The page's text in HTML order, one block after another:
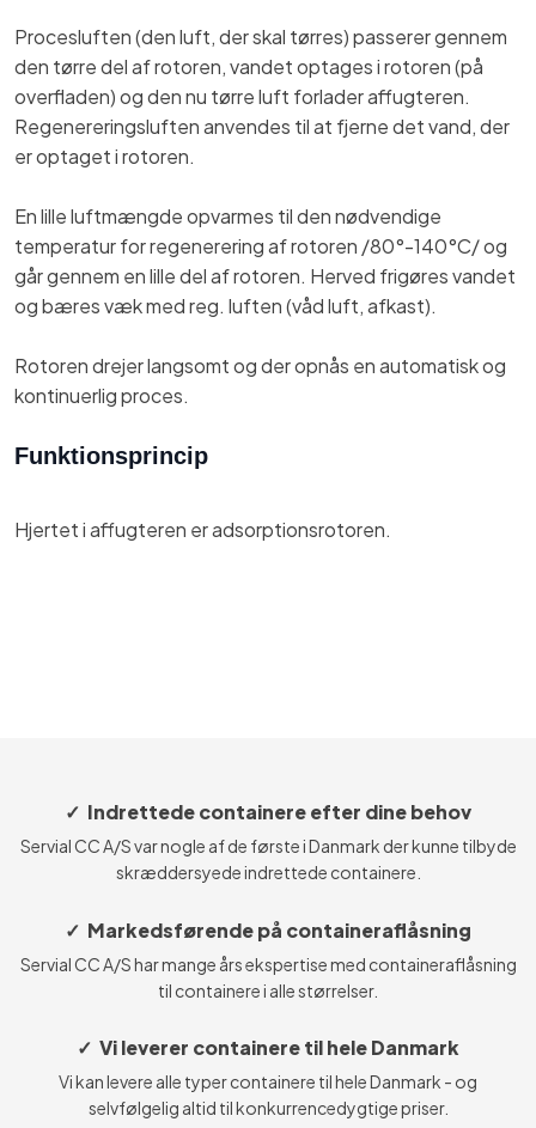
Procesluften (den luft, der skal tørres) passerer gennem
den tørre del af rotoren, vandet optages i rotoren (på
overfladen) og den nu tørre luft forlader affugteren.
Regenereringsluften anvendes til at fjerne det vand, der
er optaget i rotoren.
En lille luftmængde opvarmes til den nødvendige
temperatur for regenerering af rotoren /80°-140°C/ og
går gennem en lille del af rotoren. Herved frigøres vandet
og bæres væk med reg. luften (våd luft, afkast).
Rotoren drejer langsomt og der opnås en automatisk og
kontinuerlig proces.
Funktionsprincip
Hjertet i affugteren er adsorptionsrotoren.​
✓ Indrettede containere efter dine behov
Servial CC A/S var nogle af de første i Danmark der kunne tilbyde
skræddersyede indrettede containere.
✓ Markedsførende på containeraflåsning
Servial CC A/S har mange års ekspertise med containeraflåsning
til containere i alle størrelser.
✓ Vi leverer containere til hele Danmark
Vi kan levere alle typer containere til hele Danmark - og
selvfølgelig altid til konkurrencedygtige priser.